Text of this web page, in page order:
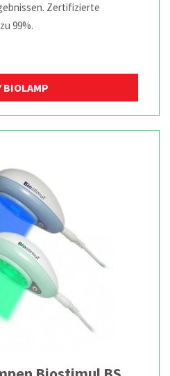
Zertifizierte
99%.
BIOLAMP